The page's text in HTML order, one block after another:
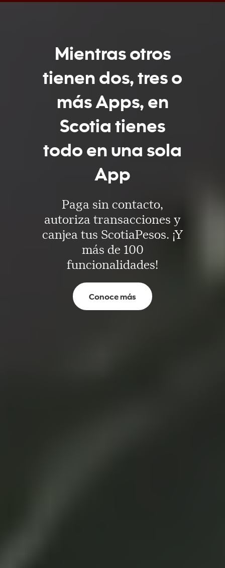
Mientras otros
tienen dos, tres o
más Apps, en
Scotia tienes
todo en una sola
App
Paga sin contacto,
autoriza transacciones y
canjea tus ScotiaPesos. ¡Y
más de 100
funcionalidades!
Conoce más